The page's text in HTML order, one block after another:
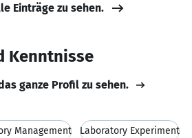
Einträge zu sehen.
Kenntnisse
ganze Profil zu sehen.
Management Laboratory Experiment